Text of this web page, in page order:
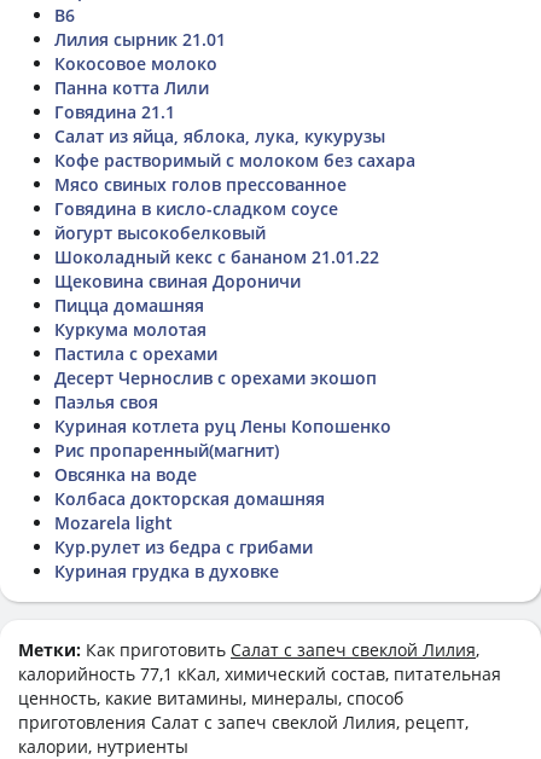
B6
Лилия сырник 21.01
Кокосовое молоко
Панна котта Лили
Говядина 21.1
Салат из яйца, яблока, лука, кукурузы
Кофе растворимый с молоком без сахара
Мясо свиных голов прессованное
Говядина в кисло-сладком соусе
йогурт высокобелковый
Шоколадный кекс с бананом 21.01.22
Щековина свиная Дороничи
Пицца домашняя
Куркума молотая
Пастила с орехами
Десерт Чернослив с орехами экошоп
Паэлья своя
Куриная котлета руц Лены Копошенко
Рис пропаренный(магнит)
Овсянка на воде
Колбаса докторская домашняя
Mozarela light
Кур.рулет из бедра с грибами
Куриная грудка в духовке
Метки: Как приготовить Салат с запеч свеклой Лилия,
калорийность 77,1 кКал, химический состав, питательная
ценность, какие витамины, минералы, способ
приготовления Салат с запеч свеклой Лилия, рецепт,
калории, нутриенты